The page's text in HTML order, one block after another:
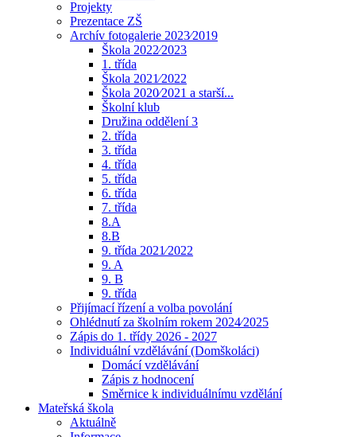
Projekty
Prezentace ZŠ
Archív fotogalerie 2023⁄2019
Škola 2022⁄2023
1. třída
Škola 2021⁄2022
Škola 2020⁄2021 a starší...
Školní klub
Družina oddělení 3
2. třída
3. třída
4. třída
5. třída
6. třída
7. třída
8.A
8.B
9. třída 2021⁄2022
9. A
9. B
9. třída
Přijímací řízení a volba povolání
Ohlédnutí za školním rokem 2024⁄2025
Zápis do 1. třídy 2026 - 2027
Individuální vzdělávání (Domškoláci)
Domácí vzdělávání
Zápis z hodnocení
Směrnice k individuálnímu vzdělání
Mateřská škola
Aktuálně